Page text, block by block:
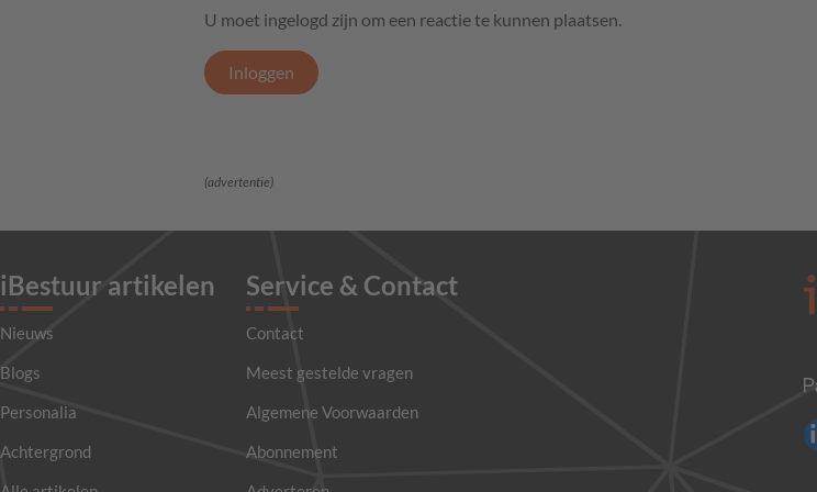
U moet ingelogd zijn om een reactie te kunnen plaatsen.
Inloggen
(advertentie)
iBestuur artikelen
Nieuws
Blogs
Personalia
Achtergrond
Service & Contact
Contact
Meest gestelde vragen
Algemene Voorwaarden
Abonnement